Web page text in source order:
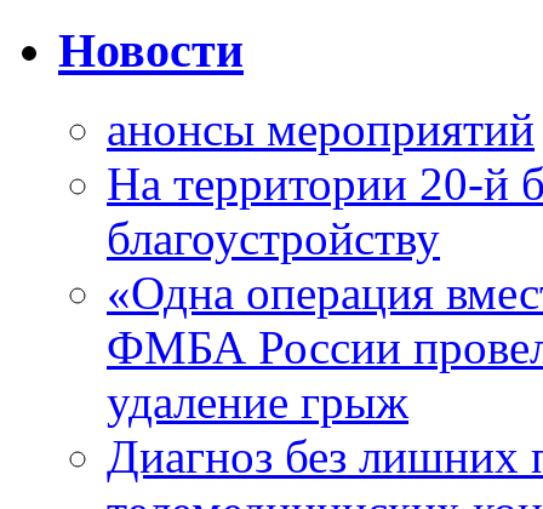
Новости
анонсы мероприятий
На территории 20-й
благоустройству
«Одна операция
ФМБА России
удаление грыж
Диагноз без лишних